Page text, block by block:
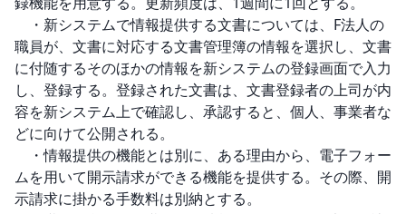
・新システムで情報提供する文書については、F法人の
職員が、文書に対応する文書管理簿の情報を選択し、文書
に付随するそのほかの情報を新システムの登録画面で入力
し、登録する。登録された文書は、文書登録者の上司が内
容を新システム上で確認し、承認すると、個人、事業者な
どに向けて公開される。
・情報提供の機能とは別に、ある理由から、電子フォー
ムを用いて開示請求ができる機能を提供する。その際、開
示請求に掛かる手数料は別納とする。